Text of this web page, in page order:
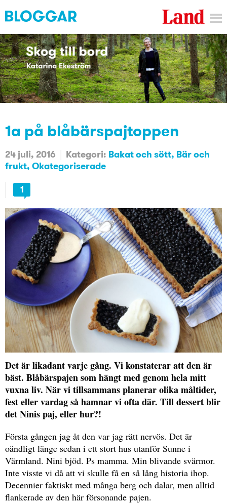
1a på blåbärspajtoppen
24 juli, 2016 Kategori: Bakat och sött Bär och
frukt Okategoriserade
1
Det är likadant varje gång. Vi konstaterar att den är
bäst. Blåbärspajen som hängt med genom hela mitt
vuxna liv. När vi tillsammans planerar olika måltider,
fest eller vardag så hamnar vi ofta där. Till dessert blir
det Ninis paj, eller hur?!
Första gången jag åt den var jag rätt nervös. Det är
oändligt länge sedan i ett stort hus utanför Sunne i
Värmland. Nini bjöd. Ps mamma. Min blivande svärmor.
Inte visste vi då att vi skulle få en så lång historia ihop.
Decennier faktiskt med många berg och dalar, men alltid
flankerade av den här försonande pajen.